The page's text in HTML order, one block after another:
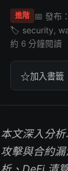
進階 📅 發布
🏷️ security,
約 6 分鐘閱讀
☆加入書籤
本文深入分
攻擊與合約